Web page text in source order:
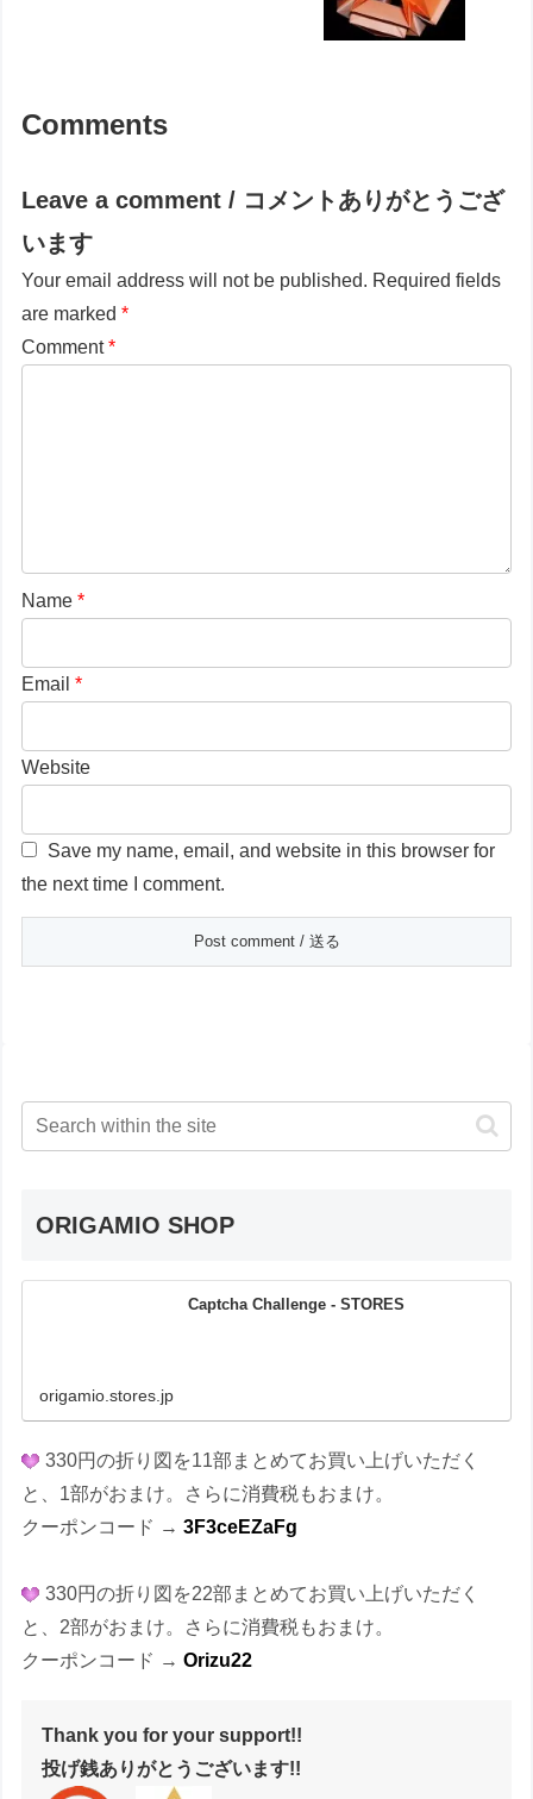
Comments
Leave a comment / コメントありがとうござ
います
Your email address will not be published. Required fields
are marked*
Comment*
Name*
Email*
Website
Save my name, email, and website in this browser for
the next time I comment.
ORIGAMIO SHOP
Captcha Challenge - STORES
origamio.stores.jp
330円の折り図を11部まとめてお買い上げいただく
と、1部がおまけ。さらに消費税もおまけ。
クーポンコード →3F3ceEZaFg
330円の折り図を22部まとめてお買い上げいただく
と、2部がおまけ。さらに消費税もおまけ。
クーポンコード →Orizu22
Thank you for your support!!
投げ銭ありがとうございます!!